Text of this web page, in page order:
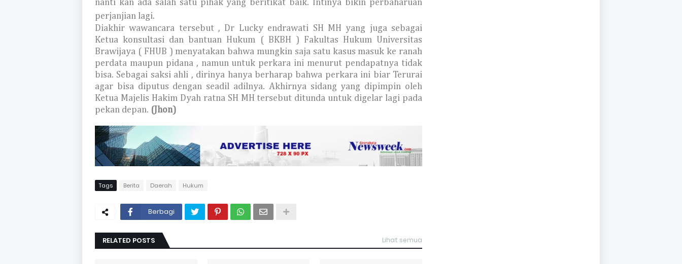
nanti kan ada salah satu pihak yang beritikat baik. Intinya bikin perbaharuan
perjanjian lagi.
Diakhir wawancara tersebut , Dr Lucky endrawati SH MH yang juga sebagai
Ketua konsultasi dan bantuan Hukum ( BKBH ) Fakultas Hukum Universitas
Brawijaya ( FHUB ) menyatakan bahwa mungkin saja satu kasus masuk ke ranah
perdata maupun pidana , namun untuk perkara ini menurut pendapatnya tidak
bisa. Sebagai saksi ahli , dirinya hanya berharap bahwa perkara ini biar Terurai
agar bisa diputus dengan seadil adilnya. Akhirnya sidang yang dipimpin oleh
Ketua Majelis Hakim Dyah ratna SH MH tersebut ditunda untuk digelar lagi pada
pekan depan. (Jhon)
Tags Berita Daerah Hukum
Berbagi
RELATED POSTS Lihat semua